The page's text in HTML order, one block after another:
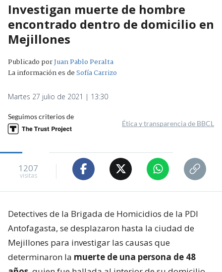
Investigan muerte de hombre
encontrado dentro de domicilio en
Mejillones
Publicado porJuan Pablo Peralta
La información es deSofía Carrizo
Martes 27 julio de 2021 | 13:30
Seguimos criterios de
Ética y transparencia de BBCL
1207
visitas
Detectives de la Brigada de Homicidios de la PDI
Antofagasta, se desplazaron hasta la ciudad de
Mejillones para investigar las causas que
determinaron la muerte de una persona de 48